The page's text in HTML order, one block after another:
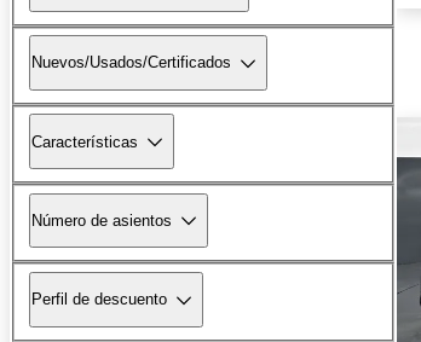
Nuevos/Usados/Certificados
Características
Número de asientos
Perfil de descuento